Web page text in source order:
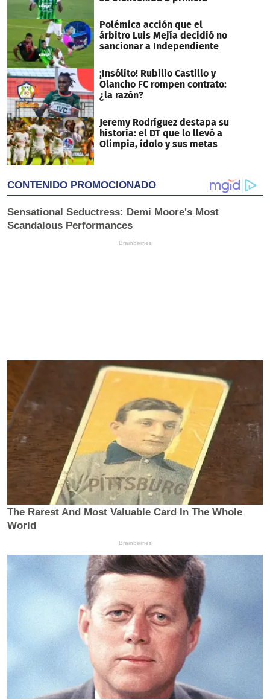
Polémica acción que el
árbitro Luis Mejía decidió no
sancionar a Independiente
¡Insólito! Rubilio Castillo y
Olancho FC rompen contrato:
¿la razón?
Jeremy Rodríguez destapa su
historia: el DT que lo llevó a
Olimpia, ídolo y sus metas